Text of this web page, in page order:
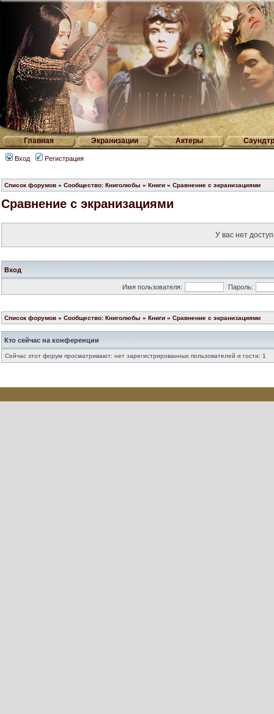
Главная Экранизации Актеры
Вход Регистрация
Список форумов » Сообщество: Книголюбы » Книги » Сравнение с экранизациями
Сравнение с экранизациями
У вас нет
Вход
Имя пользователя: Пароль:
Список форумов » Сообщество: Книголюбы » Книги » Сравнение с экранизациями
Кто сейчас на конференции
Сейчас этот форум просматривают: нет зарегистрированных пользователей и гости: 1